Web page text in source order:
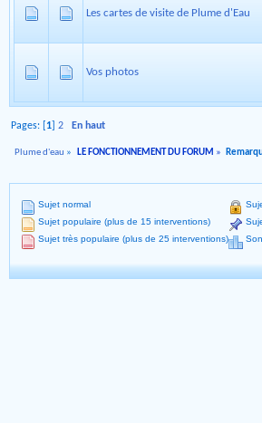
Les cartes de visite de Plume d'Eau
Vos photos
Pages: [ 1 ]2 En haut
Plume d'eau » LE FONCTIONNEMENT DU FORUM »
Sujet normal
Sujet populaire (plus de 15 interventions)
Sujet très populaire (plus de 25 interventions)